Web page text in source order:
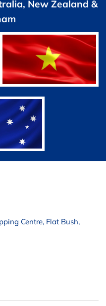
New Zealand &
Centre, Flat Bush,